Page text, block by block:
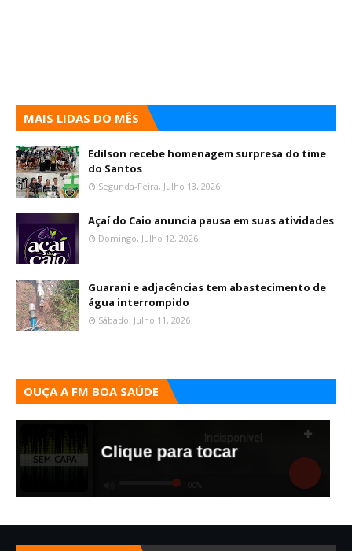
MAIS LIDAS DO MÊS
Edilson recebe homenagem surpresa do time
do Santos
Segunda-Feira, Julho 13, 2026
Açaí do Caio anuncia pausa em suas atividades
Domingo, Julho 12, 2026
Guarani e adjacências tem abastecimento de
água interrompido
Sábado, Julho 11, 2026
OUÇA A FM BOA SAÚDE